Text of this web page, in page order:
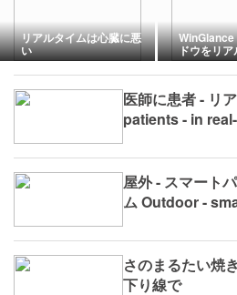
リアルタイムは心臓に悪
い
WinGlance
ドウをリ
ムネで一目
医師に患者 - リ
patients - in
屋外 - スマート
ム Outdoor -
さのまるたい焼
下り線で